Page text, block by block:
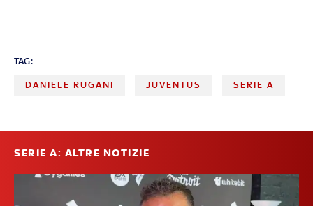
TAG:
DANIELE RUGANI JUVENTUS SERIE A
SERIE A: ALTRE NOTIZIE